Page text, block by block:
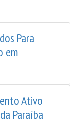
Para
em
Ativo
Paraíba